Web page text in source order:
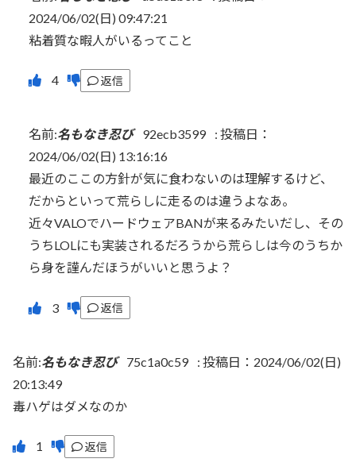
2024/06/02(日) 09:47:21
粘着質な暇人がいるってこと
返信
名前:名もなき忍び 92ecb3599 : 投稿日：
2024/06/02(日) 13:16:16
最近のここの方針が気に食わないのは理解するけど、
だからといって荒らしに走るのは違うよなあ。
近々VALOでハードウェアBANが来るみたいだし、その
うちLOLにも実装されるだろうから荒らしは今のうちか
ら身を謹んだほうがいいと思うよ？
返信
名前:名もなき忍び 75c1a0c59 : 投稿日：2024/06/02(日)
20:13:49
毒ハゲはダメなのか
返信